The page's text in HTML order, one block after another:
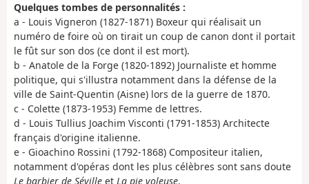
Quelques tombes de personnalités :
a - Louis Vigneron (1827-1871) Boxeur qui réalisait un
numéro de foire où on tirait un coup de canon dont il portait
le fût sur son dos (ce dont il est mort).
b - Anatole de la Forge (1820-1892) Journaliste et homme
politique, qui s'illustra notamment dans la défense de la
ville de Saint-Quentin (Aisne) lors de la guerre de 1870.
c - Colette (1873-1953) Femme de lettres.
d - Louis Tullius Joachim Visconti (1791-1853) Architecte
français d'origine italienne.
e - Gioachino Rossini (1792-1868) Compositeur italien,
notamment d'opéras dont les plus célèbres sont sans doute
Le barbier de Séville et La pie voleuse.